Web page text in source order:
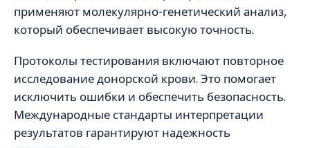
применяют молекулярно-генетический анализ,
который обеспечивает высокую точность.
Протоколы тестирования включают повторное
исследование донорской крови. Это помогает
исключить ошибки и обеспечить безопасность.
Международные стандарты интерпретации
результатов гарантируют надежность